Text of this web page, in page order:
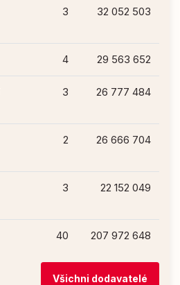
3 32 052 503
4 29 563 652
3 26 777 484
2 26 666 704
3 22 152 049
40 207 972 648
Všichni dodavatelé